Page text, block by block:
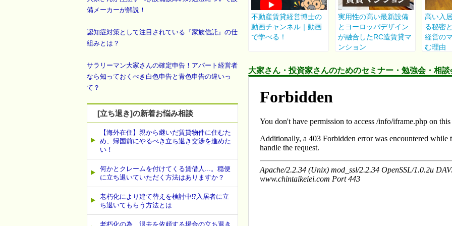
大家さん・投資家さんのためのセミナー・勉強会・相談
備メーカーが解説！
認知症対策として注目されている『家族信託』の仕
組みとは？
サラリーマン大家さんの確定申告！アパート経営者
なら知っておくべき白色申告と青色申告の違いっ
て？
[立ち退き]の新着お悩み相談
【海外在住】親から継いだ賃貸物件に住むた
め、帰国前にやるべき立ち退き交渉を進めた
い！
何かとクレームを付けてくる賃借人...。穏便
に立ち退いていただく方法はありますか？
老朽化により建て替えを検討中⁉入居者に立
ち退いてもらう方法とは
老朽化の為、退去を依頼する場合の立ち退き